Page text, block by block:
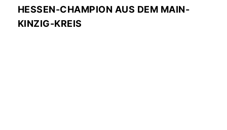
HESSEN-CHAMPION AUS DEM MAIN-
KINZIG-KREIS